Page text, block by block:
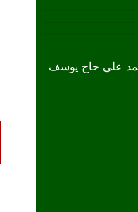
علي حاج يوسف